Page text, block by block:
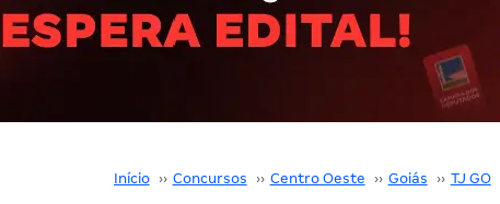
Início ›› Concursos ›› Centro Oeste ›› Goiás ›› TJ GO